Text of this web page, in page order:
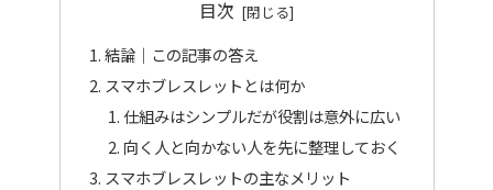
目次
結論｜この記事の答え
スマホブレスレットとは何か
仕組みはシンプルだが役割は意外に広い
向く人と向かない人を先に整理しておく
スマホブレスレットの主なメリット